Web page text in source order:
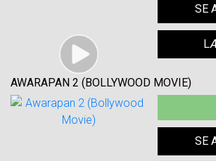
SE
AWARAPAN 2 (BOLLYWOOD MOVIE)
SE